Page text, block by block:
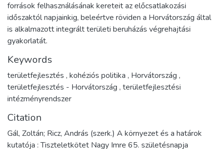
források felhasználásának kereteit az előcsatlakozási
időszaktól napjainkig, beleértve röviden a Horvátország által
is alkalmazott integrált területi beruházás végrehajtási
gyakorlatát.
Keywords
területfejlesztés , kohéziós politika , Horvátország ,
területfejlesztés - Horvátország , területfejlesztési
intézményrendszer
Citation
Gál, Zoltán; Ricz, András (szerk.) A környezet és a határok
kutatója : Tiszteletkötet Nagy Imre 65. születésnapja